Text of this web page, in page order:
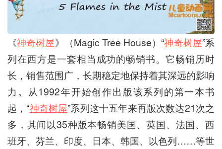
《神奇树屋》（Magic Tree House）“神奇树屋”系
列在西方是一套相当成功的畅销书。它畅销历时
长，销售范围广，长期稳定地保持着其深远的影响
力。从1992年开始创作出版该系列的第一本书
起，“神奇树屋”系列这十五年来再版次数达21次之
多，其间以35种版本畅销美国、英国、法国、西
班牙、芬兰、印度、日本、韩国、以色列……等世